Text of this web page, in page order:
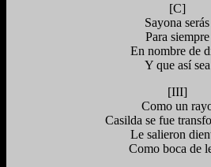
[C]
Sayona serás
Para siempre
En nombre de
Y que así sea
[III]
Como un
Casilda se fue
Le salieron
Como boca de